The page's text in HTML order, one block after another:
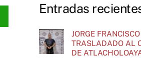
Entradas
JORGE
TRASLADADO AL
DE